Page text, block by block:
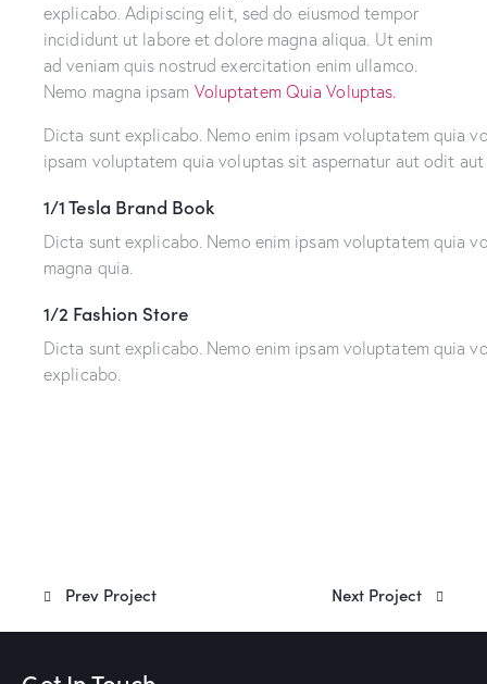
explicabo. Adipiscing elit, sed do eiusmod tempor
incididunt ut labore et dolore magna aliqua. Ut enim
ad veniam quis nostrud exercitation enim ullamco.
Nemo magna ipsam Voluptatem Quia Voluptas.
Dicta sunt explicabo. Nemo enim ipsam voluptatem quia
ipsam voluptatem quia voluptas sit aspernatur aut odit
1/1 Tesla Brand Book
Dicta sunt explicabo. Nemo enim ipsam voluptatem quia
magna quia.
1/2 Fashion Store
Dicta sunt explicabo. Nemo enim ipsam voluptatem quia
explicabo.
Prev Project Next Project